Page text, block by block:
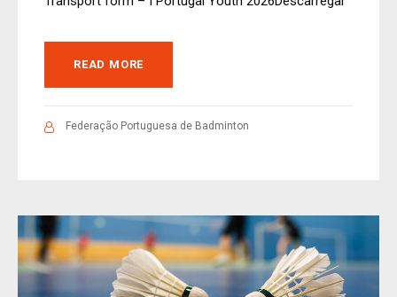
READ MORE
Federação Portuguesa de Badminton